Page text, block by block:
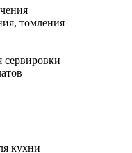
томления
сервировки
кухни